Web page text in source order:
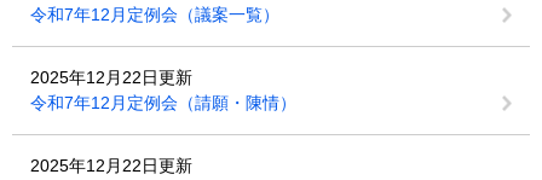
令和7年12月定例会（議案一覧）
2025年12月22日更新
令和7年12月定例会（請願・陳情）
2025年12月22日更新